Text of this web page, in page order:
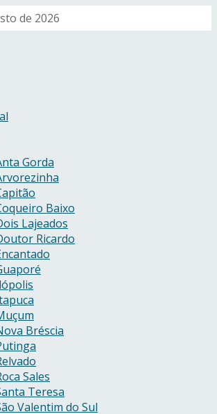
de 2026
Gorda
Baixo
Lajeados
Ricardo
Bréscia
Sales
Teresa
Valentim do Sul